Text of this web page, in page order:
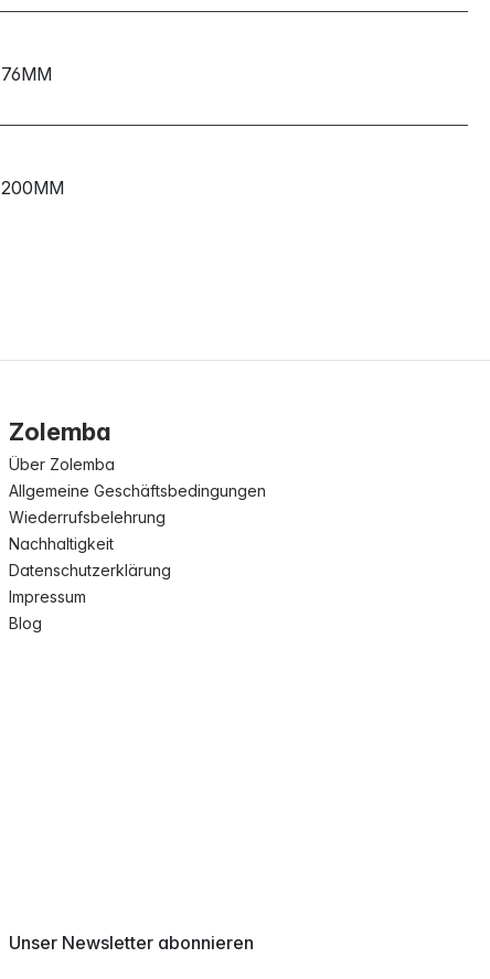
76MM
200MM
Zolemba
Über Zolemba
Allgemeine Geschäftsbedingungen
Wiederrufsbelehrung
Nachhaltigkeit
Datenschutzerklärung
Impressum
Blog
Unser Newsletter abonnieren